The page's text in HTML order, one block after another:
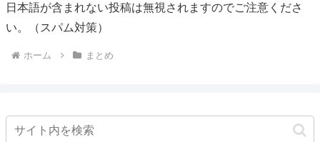
日本語が含まれない投稿は無視されますのでご注意くださ
い。（スパム対策）
ホーム まとめ